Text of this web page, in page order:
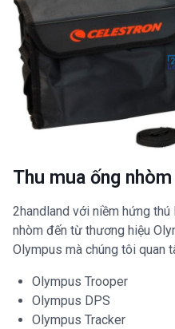
Thu mua ống
2handland với niềm hứng
nhòm đến từ thương hiệu
Olympus mà chúng tôi quan
Olympus Trooper
Olympus DPS
Olympus Tracker